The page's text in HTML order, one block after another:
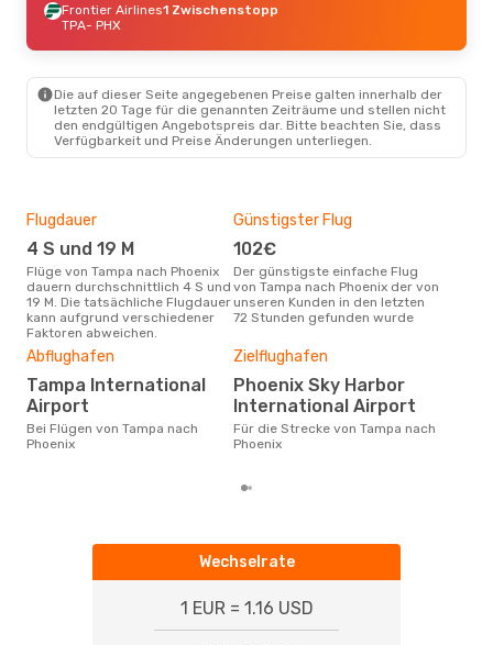
Frontier Airlines
1 Zwischenstopp
Frontier Airlines
PHX
- TPA
Frontier Airlines1 Zwischenstopp
TPA- PHX
Die auf dieser Seite angegebenen Preise galten innerhalb der
letzten 20 Tage für die genannten Zeiträume und stellen nicht
den endgültigen Angebotspreis dar. Bitte beachten Sie, dass
Verfügbarkeit und Preise Änderungen unterliegen.
Flugdauer
4 S und 19 M
Flüge von Tampa nach Phoenix
dauern durchschnittlich 4 S und
19 M. Die tatsächliche Flugdauer
kann aufgrund verschiedener
Faktoren abweichen.
Günstigster Flug
102€
Der günstigste einfache Flug
von Tampa nach Phoenix der von
unseren Kunden in den letzten
72 Stunden gefunden wurde
Abflughafen
Tampa International
Airport
Bei Flügen von Tampa nach
Phoenix
Zielflughafen
Phoenix Sky Harbor
International Airport
Für die Strecke von Tampa nach
Phoenix
Wechselrate
1 EUR = 1.16 USD